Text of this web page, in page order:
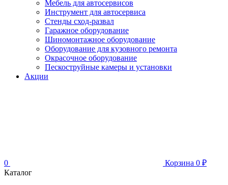
Мебель для автосервисов
Инструмент для автосервиса
Стенды сход-развал
Гаражное оборудование
Шиномонтажное оборудование
Оборудование для кузовного ремонта
Окрасочное оборудование
Пескоструйные камеры и установки
Акции
0 Корзина 0 ₽
Каталог